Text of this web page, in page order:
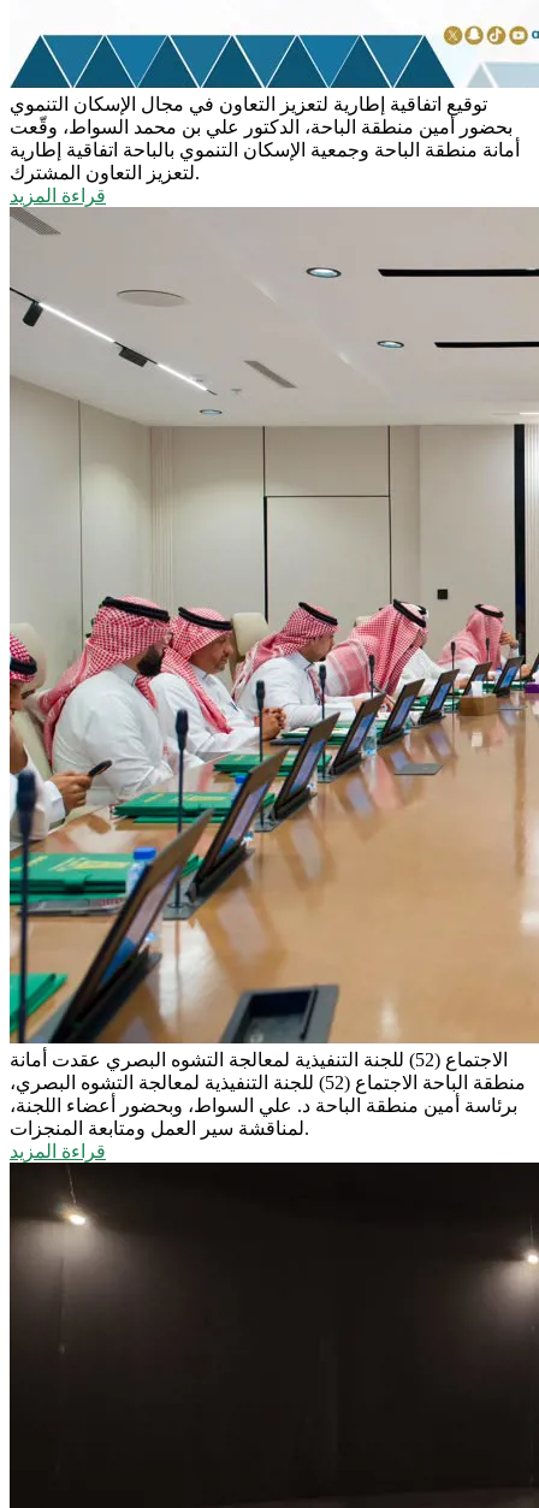
توقيع اتفاقية إطارية لتعزيز التعاون في مجال الإسكان التنموي
بحضور أمين منطقة الباحة، الدكتور علي بن محمد السواط، وقّعت
أمانة منطقة الباحة وجمعية الإسكان التنموي بالباحة اتفاقية إطارية
لتعزيز التعاون المشترك.
قراءة المزيد
الاجتماع (52) للجنة التنفيذية لمعالجة التشوه البصري
عقدت أمانة
منطقة الباحة الاجتماع (52) للجنة التنفيذية لمعالجة التشوه البصري،
برئاسة أمين منطقة الباحة د. علي السواط، وبحضور أعضاء اللجنة،
لمناقشة سير العمل ومتابعة المنجزات.
قراءة المزيد